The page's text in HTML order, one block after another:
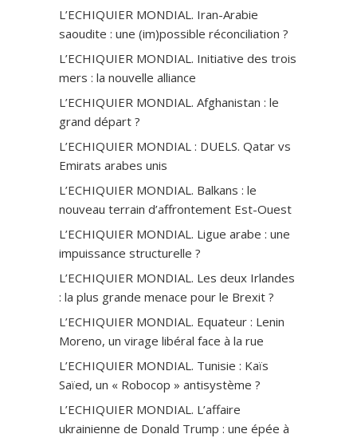
L’ECHIQUIER MONDIAL. Iran-Arabie
saoudite : une (im)possible réconciliation ?
L’ECHIQUIER MONDIAL. Initiative des trois
mers : la nouvelle alliance
L’ECHIQUIER MONDIAL. Afghanistan : le
grand départ ?
L’ECHIQUIER MONDIAL : DUELS. Qatar vs
Emirats arabes unis
L’ECHIQUIER MONDIAL. Balkans : le
nouveau terrain d’affrontement Est-Ouest
L’ECHIQUIER MONDIAL. Ligue arabe : une
impuissance structurelle ?
L’ECHIQUIER MONDIAL. Les deux Irlandes
: la plus grande menace pour le Brexit ?
L’ECHIQUIER MONDIAL. Equateur : Lenin
Moreno, un virage libéral face à la rue
L’ECHIQUIER MONDIAL. Tunisie : Kaïs
Saïed, un « Robocop » antisystème ?
L’ECHIQUIER MONDIAL. L’affaire
ukrainienne de Donald Trump : une épée à